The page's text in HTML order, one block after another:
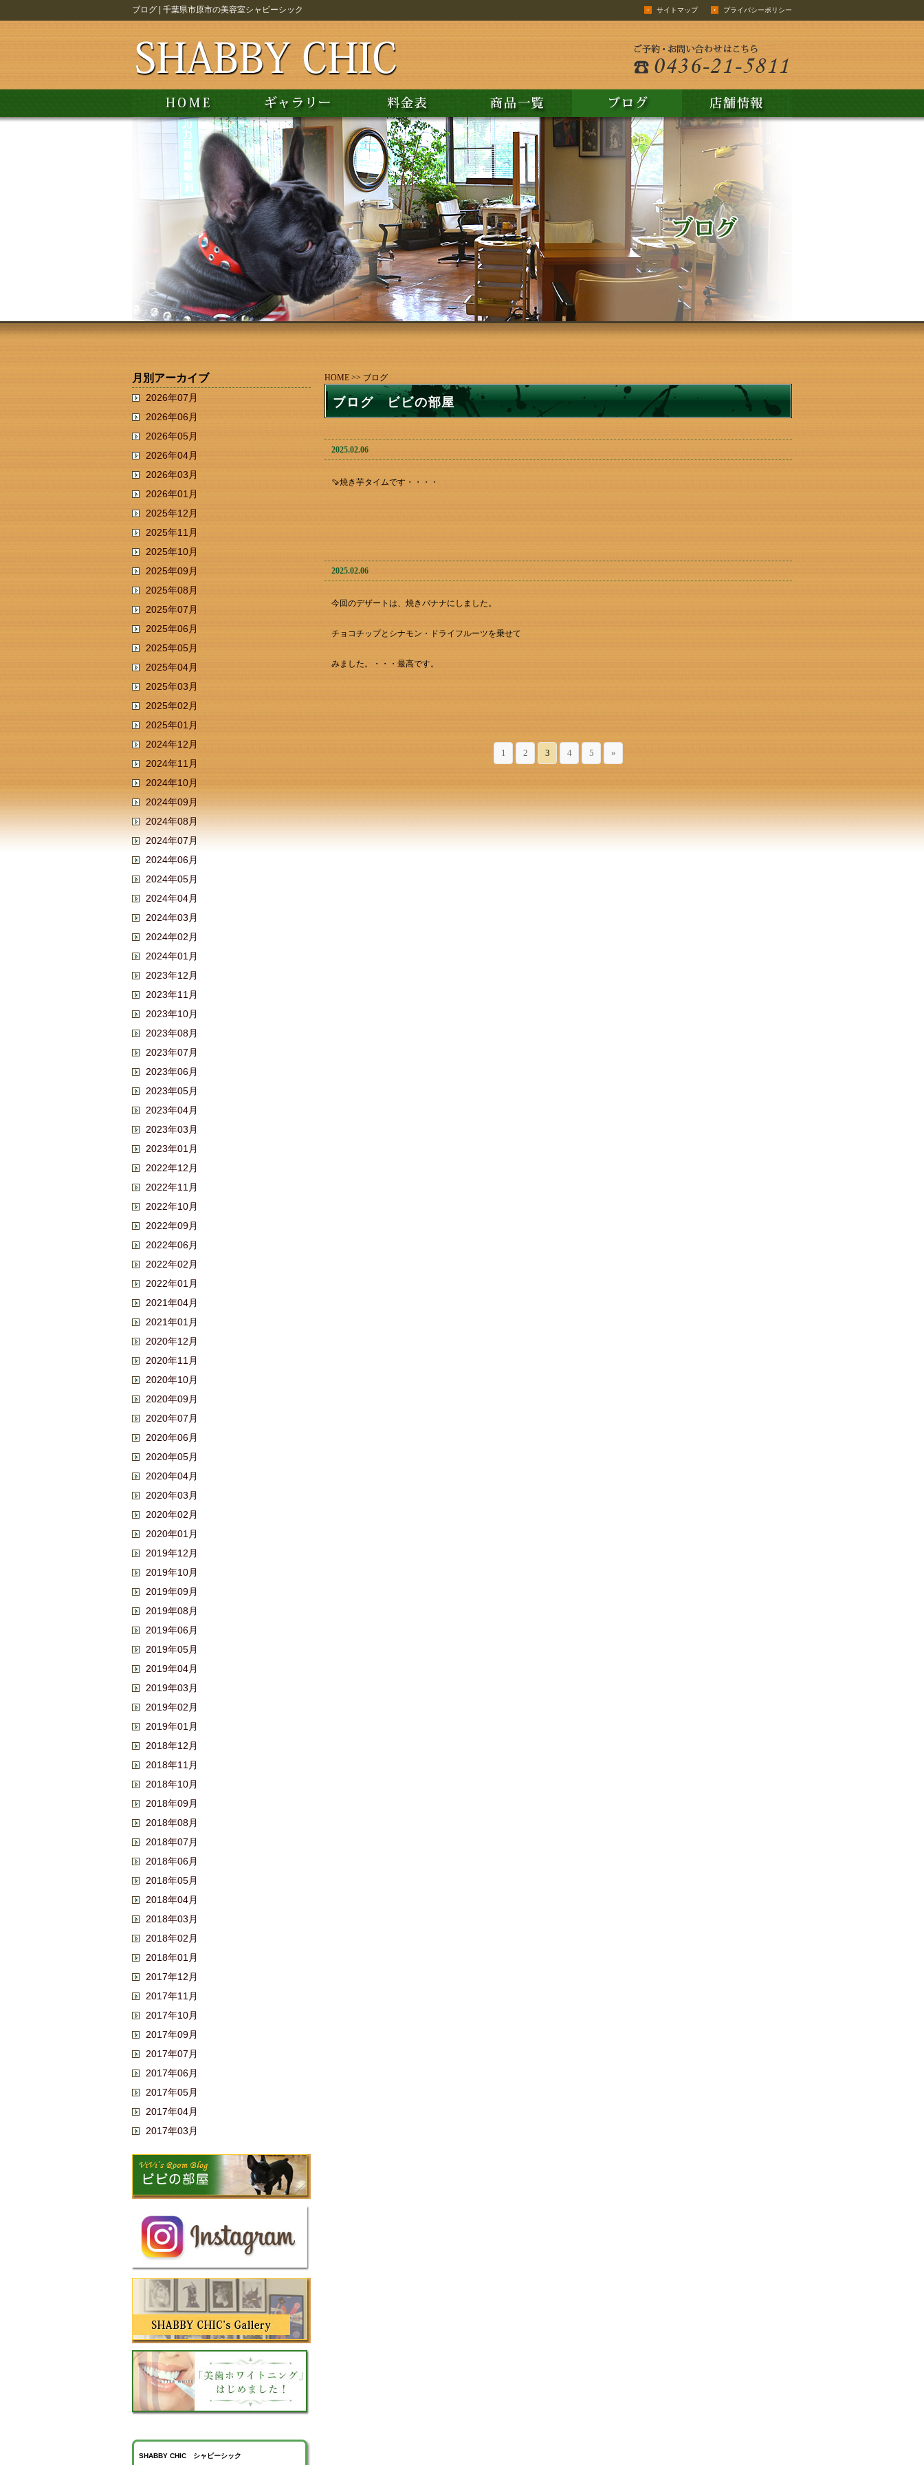
ブログ | 千葉県市原市の美容室シャビーシック サイトマップ プライバシーポリシー
月別アーカイブ
2026年07月
2026年06月
2026年05月
2026年04月
2026年03月
2026年01月
2025年12月
2025年11月
2025年10月
2025年09月
2025年08月
2025年07月
2025年06月
2025年05月
2025年04月
2025年03月
2025年02月
2025年01月
2024年12月
2024年11月
2024年10月
2024年09月
2024年08月
2024年07月
2024年06月
2024年05月
2024年04月
2024年03月
2024年02月
2024年01月
2023年12月
2023年11月
2023年10月
2023年08月
2023年07月
2023年06月
2023年05月
2023年04月
2023年03月
2023年01月
2022年12月
2022年11月
2022年10月
2022年09月
2022年06月
2022年02月
2022年01月
2021年04月
2021年01月
2020年12月
2020年11月
2020年10月
2020年09月
2020年07月
2020年06月
2020年05月
2020年04月
2020年03月
2020年02月
2020年01月
2019年12月
2019年10月
2019年09月
2019年08月
2019年06月
2019年05月
2019年04月
2019年03月
2019年02月
2019年01月
2018年12月
2018年11月
2018年10月
2018年09月
2018年08月
2018年07月
2018年06月
2018年05月
2018年04月
2018年03月
2018年02月
2018年01月
2017年12月
2017年11月
2017年10月
2017年09月
2017年07月
2017年06月
2017年05月
2017年04月
2017年03月
SHABBY CHIC シャビーシック
HOME >> ブログ
ブログ ビビの部屋
2025.02.06
🍠焼き芋タイムです・・・・
2025.02.06
今回のデザートは、焼きバナナにしました。
チョコチップとシナモン・ドライフルーツを乗せて
みました。・・・最高です。
1 2 3 4 5 »